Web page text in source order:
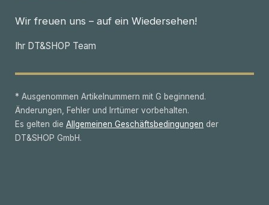
Wir freuen uns – auf ein Wiedersehen!
Ihr DT&SHOP Team
* Ausgenommen Artikelnummern mit G beginnend.
Änderungen, Fehler und Irrtümer vorbehalten.
Es gelten die Allgemeinen Geschäftsbedingungen der
DT&SHOP GmbH.